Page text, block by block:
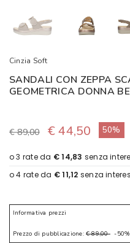
Cinzia Soft
SANDALI CON ZEPPA
GEOMETRICA DONNA
€ 89,00 € 44,50 50%
Informativa prezzi
Prezzo di pubblicazione: € 89,00-50%